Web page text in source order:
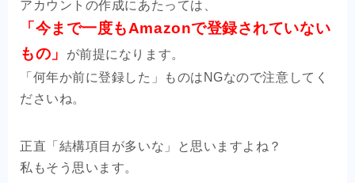
アカウントの作成にあたっては、
「今まで一度もAmazonで登録されていない
もの」
が前提になります。
「何年か前に登録した」ものはNGなので注意してく
ださいね。
正直「結構項目が多いな」と思いますよね？
私もそう思います。